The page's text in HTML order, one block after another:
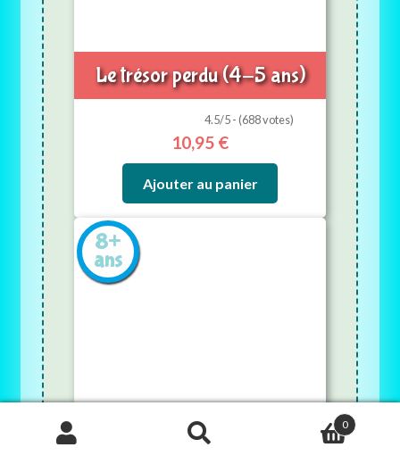
Le trésor perdu (4-5 ans)
4.5/5 - (688 votes)
10,95 €
Ajouter au panier
8+
ans
Enquête à l’école des sorciers
Recherche
0